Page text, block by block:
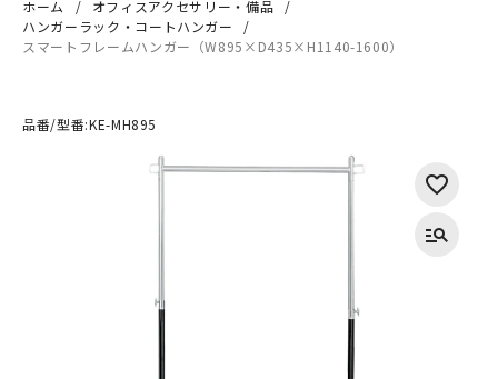
ホーム
オフィスアクセサリー・備品
ハンガーラック・コートハンガー
スマートフレームハンガー（W895×D435×H1140-1600）
品番/型番:KE-MH895